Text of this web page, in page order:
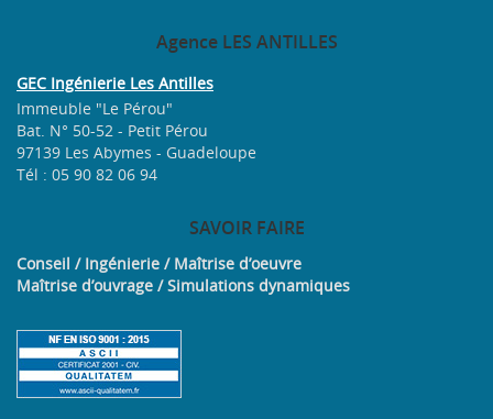
AgenceLES ANTILLES
GEC Ingénierie Les Antilles
Immeuble "Le Pérou"
Bat. N° 50-52 - Petit Pérou
97139 Les Abymes - Guadeloupe
Tél : 05 90 82 06 94
SAVOIRFAIRE
Conseil / Ingénierie / Maîtrise d’oeuvre
Maîtrise d’ouvrage / Simulations dynamiques